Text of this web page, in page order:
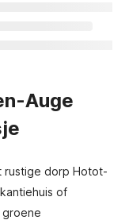
Auge
rustige dorp Hotot-
of
groene